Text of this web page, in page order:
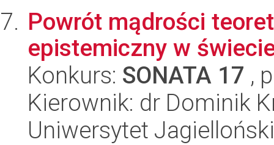
Powrót mądrości
epistemiczny w
Konkurs: SONATA 17 ,
Kierownik: dr Dominik
Uniwersytet